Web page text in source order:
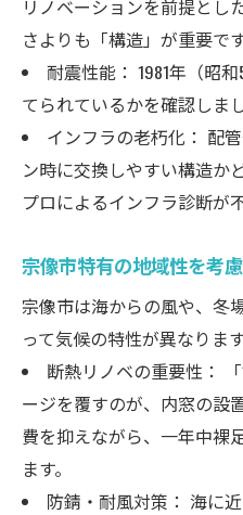
リノベーションを前提とし
さよりも「構造」が重要です
耐震性能： 1981年（昭
てられているかを確認しま
インフラの老朽化： 配
ン時に交換しやすい構造か
プロによるインフラ診断が
宗像市特有の地域性を考
宗像市は海からの風や、冬
って気候の特性が異なります
断熱リノベの重要性：
ージを覆すのが、内窓の設
費を抑えながら、一年中裸
ます。
防錆・耐風対策： 海に